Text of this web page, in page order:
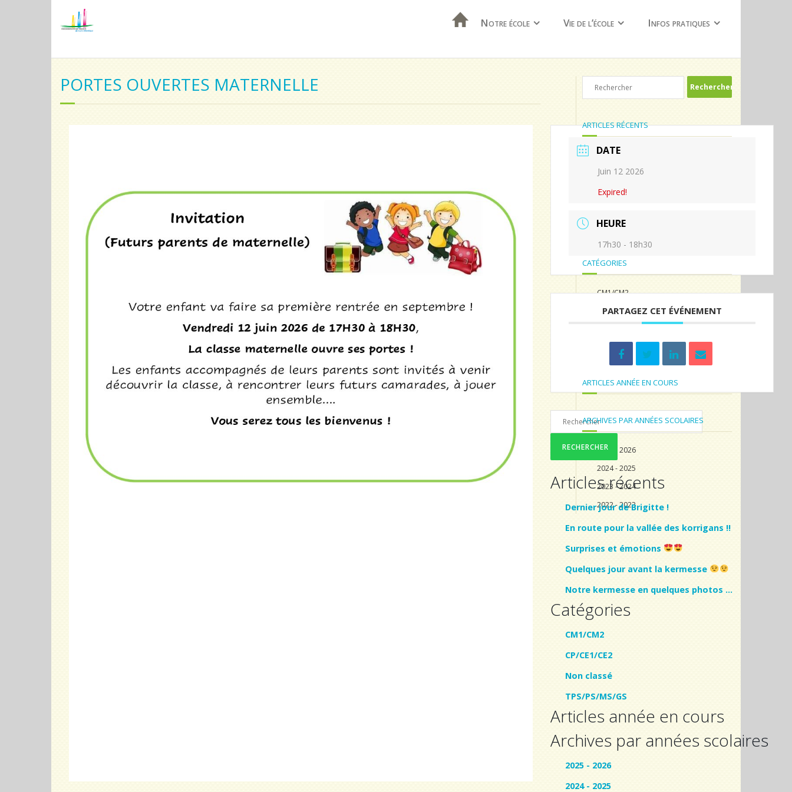
Notre école Vie de l’école Infos pratiques
PORTES OUVERTES MATERNELLE
DATE
Juin 12 2026
Expired!
HEURE
17h30 - 18h30
PARTAGEZ CET ÉVÉNEMENT
Articles récents
Dernier jour de Brigitte !
En route pour la vallée des korrigans !!
Surprises et émotions
Quelques jour avant la kermesse
Notre kermesse en quelques photos …
Catégories
CM1/CM2
CP/CE1/CE2
Non classé
TPS/PS/MS/GS
Articles année en cours
Archives par années scolaires
2025 - 2026
2024 - 2025
ARTICLES RÉCENTS
Dernier jour de Brigitte !
En route pour la vallée des korrigans !!
Surprises et émotions
Notre kermesse en quelques photos …
CATÉGORIES
CM1/CM2
CP/CE1/CE2
TPS/PS/MS/GS
ARTICLES ANNÉE EN COURS
ARCHIVES PAR ANNÉES SCOLAIRES
2025 - 2026
2024 - 2025
2023 - 2024
2022 - 2023